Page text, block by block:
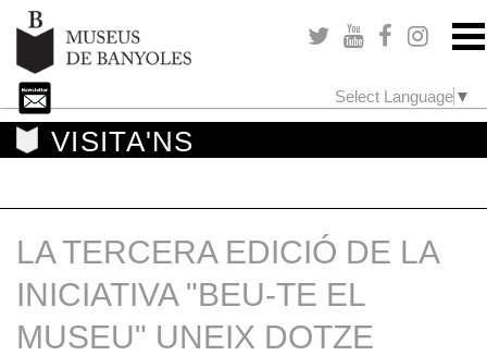
Select Language ▼
VISITA'NS
LA TERCERA EDICIÓ DE LA
INICIATIVA "BEU-TE EL
MUSEU" UNEIX DOTZE